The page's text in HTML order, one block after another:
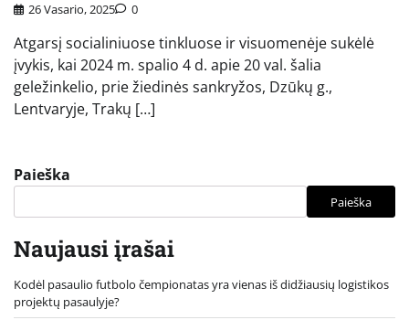
26 Vasario, 2025 0
Atgarsį socialiniuose tinkluose ir visuomenėje sukėlė
įvykis, kai 2024 m. spalio 4 d. apie 20 val. šalia
geležinkelio, prie žiedinės sankryžos, Dzūkų g.,
Lentvaryje, Trakų […]
Paieška
Paieška
Naujausi įrašai
Kodėl pasaulio futbolo čempionatas yra vienas iš didžiausių logistikos
projektų pasaulyje?